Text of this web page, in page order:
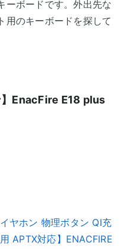
ボードです。外出先な
用のキーボードを探して
】EnacFire E18 plus
ヤホン 物理ボタン QI充
APTX対応】ENACFIRE